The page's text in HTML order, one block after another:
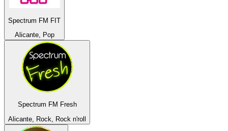
Spectrum FM FIT
Alicante, Pop
Spectrum FM Fresh
Alicante, Rock, Rock n'roll